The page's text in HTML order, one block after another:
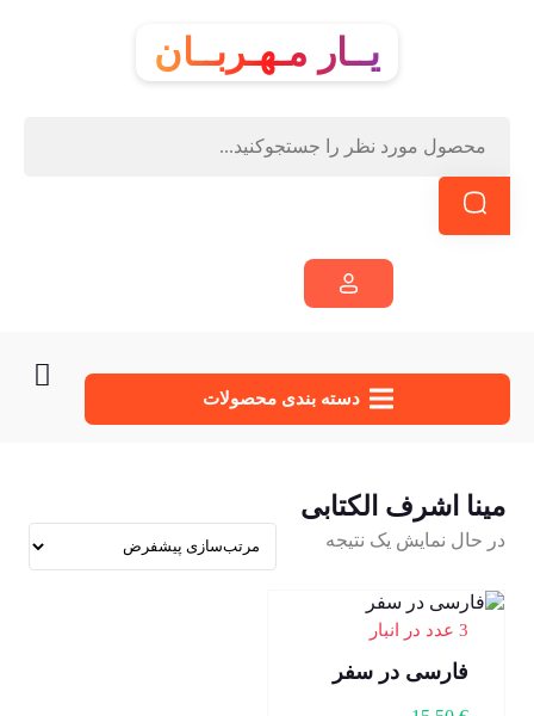
یــار مـهـربــان
دسته‌ بندی محصولات
مینا اشرف الکتابی
در حال نمایش یک نتیجه
3 عدد در انبار
فارسی در سفر